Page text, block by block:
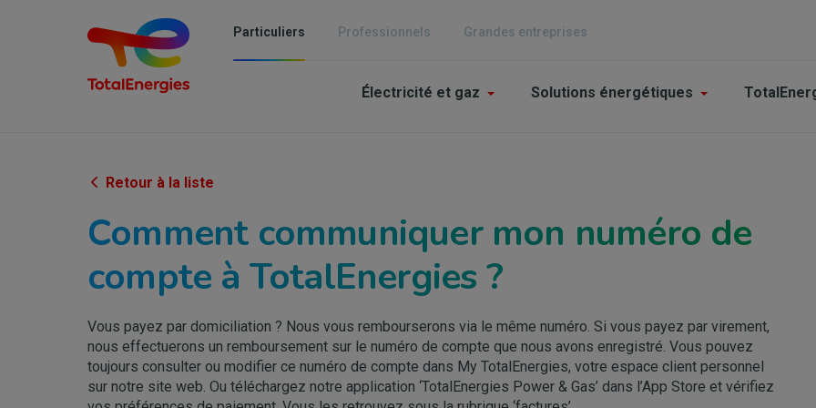
Particuliers Professionnels Grandes entreprises
Main
Électricité et gaz Solutions énergétiques
Retour à la liste
Comment communiquer mon numéro de
compte à TotalEnergies ?
Vous payez par domiciliation ? Nous vous rembourserons via le même numéro. Si vous payez par virement,
nous effectuerons un remboursement sur le numéro de compte que nous avons enregistré. Vous pouvez
toujours consulter ou modifier ce numéro de compte dans My TotalEnergies, votre espace client personnel
sur notre site web. Ou téléchargez notre application ‘TotalEnergies Power & Gas’ dans l’App Store et vérifiez